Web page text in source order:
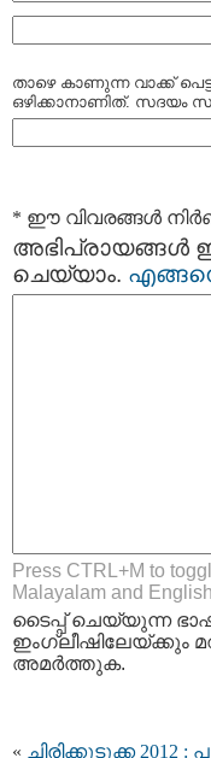
താഴെ കാണുന്ന വാക്ക്
ഒഴിക്കാനാണിത്. സദയം
* ഈ വിവരങ്ങള്‍
അഭിപ്രായങ്ങള്‍
ചെയ്യാം.
Press CTRL+M to
Malayalam and
ടൈപ്പ്‌ ചെയ്യുന്ന
ഇംഗ്ലീഷിലേയ്ക്കും
അമര്‍ത്തുക.
« ചിരിക്കുടുക്ക 2012 :